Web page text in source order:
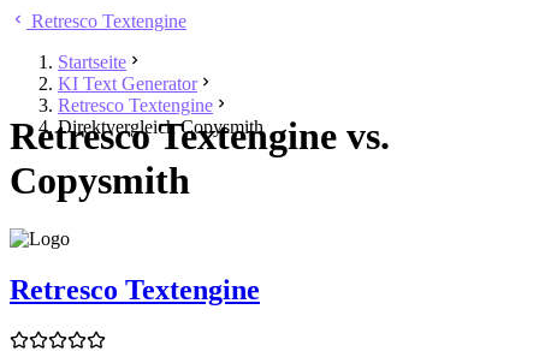
Retresco Textengine
Startseite
KI Text Generator
Retresco Textengine
Direktvergleich Copysmith
Retresco Textengine vs.
Copysmith
Retresco Textengine